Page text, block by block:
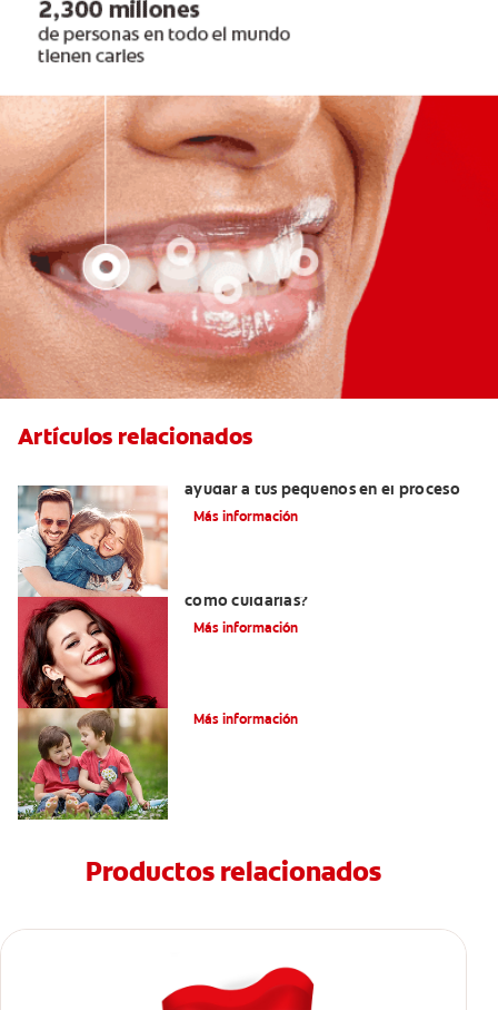
Artículos relacionados
ayudar a tus pequeños en el proceso
Más información
cómo cuidarlas?
Más información
Más información
Productos relacionados